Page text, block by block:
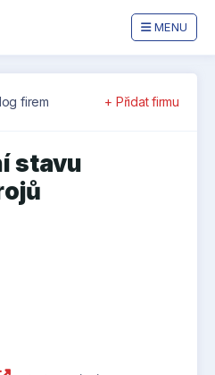
MENU
firem + Přidat firmu
stavu